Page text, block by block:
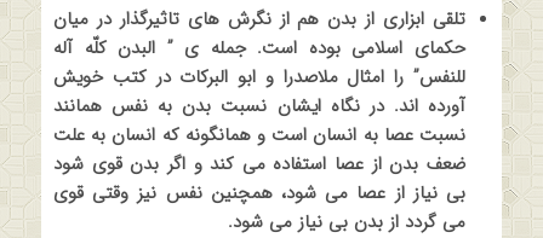
تلقی ابزاری از بدن هم از نگرش های تاثیرگذار در میان
حکمای اسلامی بوده است. جمله ی ” البدن کلّه آله
للنفس” را امثال ملاصدرا و ابو البرکات در کتب خویش
آورده اند. در نگاه ایشان نسبت بدن به نفس همانند
نسبت عصا به انسان است و همانگونه که انسان به علت
ضعف بدن از عصا استفاده می کند و اگر بدن قوی شود
بی نیاز از عصا می شود، همچنین نفس نیز وقتی قوی
می گردد از بدن بی نیاز می شود.